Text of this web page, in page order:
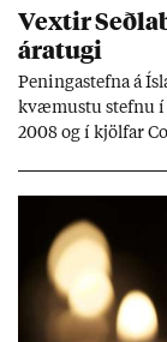
Vext­ir
ára­tugi
Pen­inga­stefna á
kvæm­ustu stefnu í
2008 og í kjöl­far